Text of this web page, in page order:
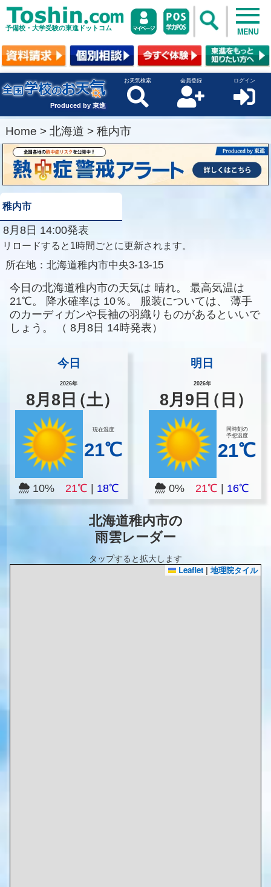
予備校・大学受験の東進ドットコム MENU
Produced by 東進
お天気検索 会員登録 ログイン
Home > 北海道 > 稚内市
稚内市
8月8日 14:00発表
リロードすると1時間ごとに更新されます。
所在地： 北海道稚内市中央3-13-15
今日の北海道稚内市の天気は 晴れ。
最高気温は
21℃。
降水確率は 10％。 服装については、
薄手
のカーディガンや長袖の羽織りものがあるといいで
しょう。
（ 8月8日 14時発表）
今日
2026年
8月8 日（土）
現在温度
21℃
10% 21℃ 18℃
明日
2026年
8月 9 日（日）
同時刻の
予想温度
21℃
0% 21℃ 16℃
北海道稚内市の
雨雲レーダー
タップすると拡大します
Leaflet | 地理院タイル